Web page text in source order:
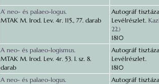
A’ neo- és palaeo-logus.
MTAK M. Irod. Lev. 4r. 115., 77. darab
Autográf
Levélrészlet.
22.)
1810
A neo- és palaeo-logismus.
MTAK M. Irod. Lev. 4r. 53. I. sz. 8.
darab
Autográf
Levélrészlet.
1810
A neo- és palaeo-logus.
Autográf